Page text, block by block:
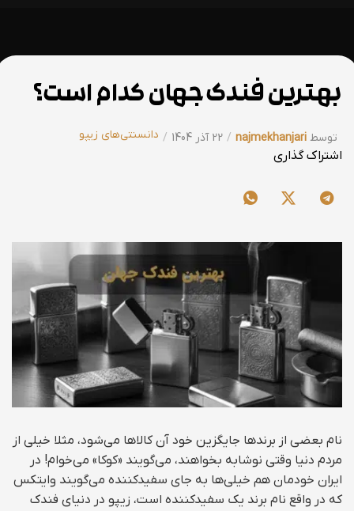
بهترین فندک جهان کدام است؟
توسط najmekhanjari 22 آذر 1404 دانسنتی‌های زیپو
اشتراک گذاری
نام بعضی از برندها جایگزین خود آن کالاها می‌شود، مثلا خیلی از
مردم دنیا وقتی نوشابه بخواهند، می‌گویند «کوکا» می‌خوام! در
ایران خودمان هم خیلی‌ها به جای سفیدکننده می‌گویند وایتکس
که در واقع نام برند یک سفیدکننده است، زیپو در دنیای فندک